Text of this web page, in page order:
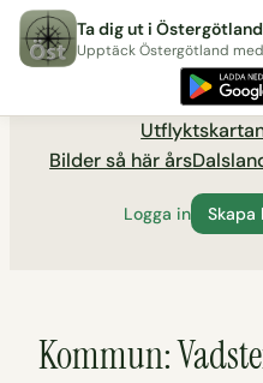
Hoppa
till
Bilder så här års
Logga in Skapa
Kommun:
Ta dig ut i Östergötland
Upptäck Östergötland